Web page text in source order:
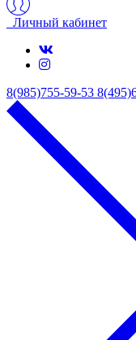
Личный кабинет
8(985)755-59-53